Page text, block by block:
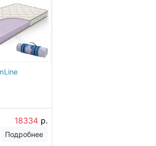
18334 р.
Подробнее